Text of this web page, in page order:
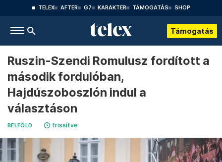
TELEX AFTER G7 KARAKTER TÁMOGATÁS SHOP
Támogatás
Ruszin-Szendi Romulusz fordított a
második fordulóban,
Hajdúszoboszlón indul a
választáson
BELFÖLD frissítve